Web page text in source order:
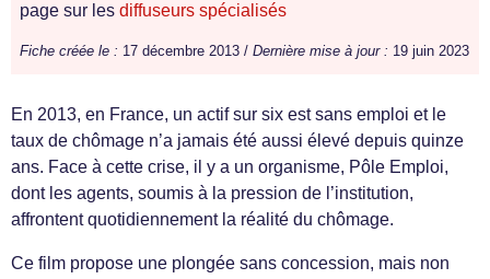
page sur les diffuseurs spécialisés
Fiche créée le : 17 décembre 2013 / Dernière mise à jour : 19 juin 2023
En 2013, en France, un actif sur six est sans emploi et le
taux de chômage n’a jamais été aussi élevé depuis quinze
ans. Face à cette crise, il y a un organisme, Pôle Emploi,
dont les agents, soumis à la pression de l’institution,
affrontent quotidiennement la réalité du chômage.
Ce film propose une plongée sans concession, mais non